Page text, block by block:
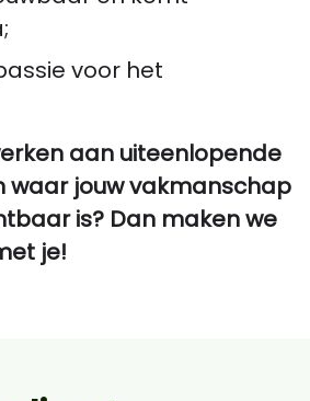
voor het
aan uiteenlopende
waar jouw vakmanschap
is? Dan maken we
je!